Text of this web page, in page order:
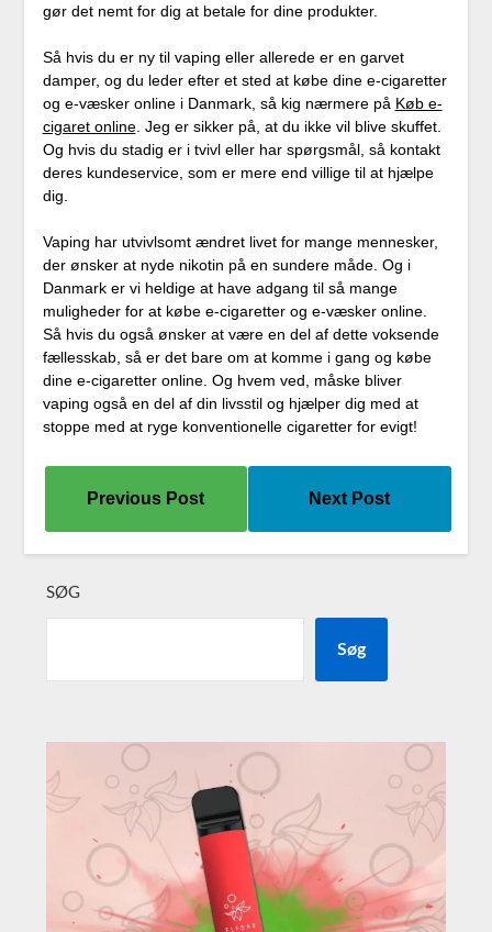
gør det nemt for dig at betale for dine produkter.
Så hvis du er ny til vaping eller allerede er en garvet
damper, og du leder efter et sted at købe dine e-cigaretter
og e-væsker online i Danmark, så kig nærmere på Køb e-
cigaret online. Jeg er sikker på, at du ikke vil blive skuffet.
Og hvis du stadig er i tvivl eller har spørgsmål, så kontakt
deres kundeservice, som er mere end villige til at hjælpe
dig.
Vaping har utvivlsomt ændret livet for mange mennesker,
der ønsker at nyde nikotin på en sundere måde. Og i
Danmark er vi heldige at have adgang til så mange
muligheder for at købe e-cigaretter og e-væsker online.
Så hvis du også ønsker at være en del af dette voksende
fællesskab, så er det bare om at komme i gang og købe
dine e-cigaretter online. Og hvem ved, måske bliver
vaping også en del af din livsstil og hjælper dig med at
stoppe med at ryge konventionelle cigaretter for evigt!
Previous Post Next Post
SØG
Søg